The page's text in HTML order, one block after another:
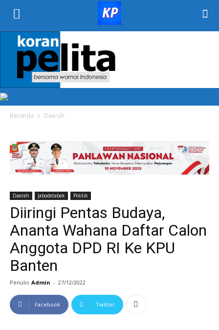
PELITA
Beranda Daerah
Daerah Jabodetabek Politik
Diiringi Pentas Budaya,
Ananta Wahana Daftar Calon
Anggota DPD RI Ke KPU
Banten
Penulis Admin - 27/12/2022
Facebook Twitter